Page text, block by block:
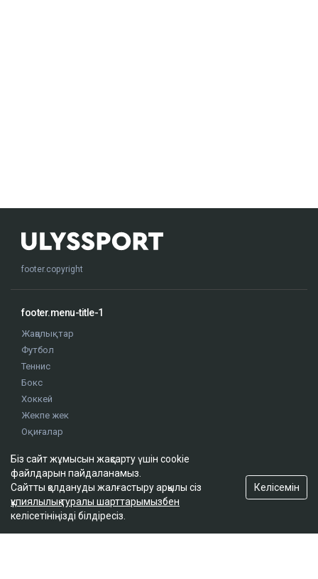
footer.copyright
footer.menu-title-1
Жаңалықтар
Футбол
Теннис
Бокс
Хоккей
Жекпе жек
Оқиғалар
footer.menu-title-2
О проекте
Біз сайт жұмысын жақсарту үшін cookie
файлдарын пайдаланамыз.
Сайтты қолдануды жалғастыру арқылы сіз
құпиялылық туралы шарттарымызбен
келісетініңізді білдіресіз.
Келісемін